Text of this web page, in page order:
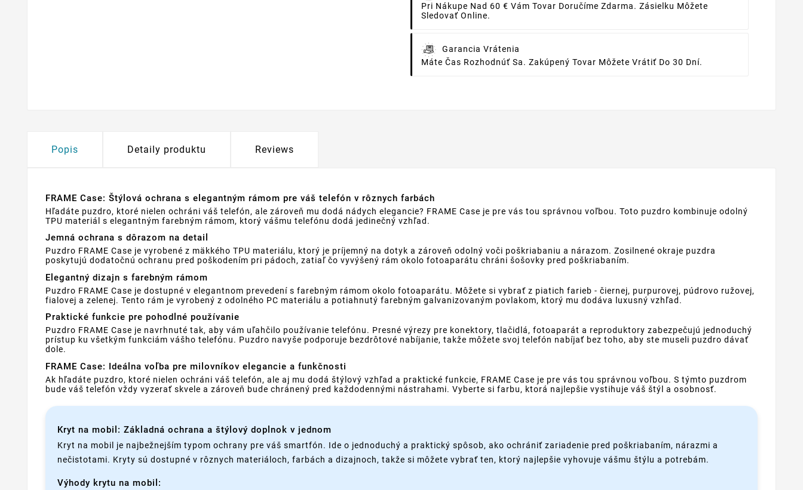
Pri Nákupe Nad 60 € Vám Tovar Doručíme Zdarma. Zásielku Môžete
Sledovať Online.
Garancia Vrátenia
Máte Čas Rozhodnúť Sa. Zakúpený Tovar Môžete Vrátiť Do 30 Dní.
Popis Detaily produktu Reviews
FRAME Case: Štýlová ochrana s elegantným rámom pre váš telefón v rôznych farbách
Hľadáte puzdro, ktoré nielen ochráni váš telefón, ale zároveň mu dodá nádych elegancie? FRAME Case je pre vás tou správnou voľbou. Toto puzdro kombinuje odolný
TPU materiál s elegantným farebným rámom, ktorý vášmu telefónu dodá jedinečný vzhľad.
Jemná ochrana s dôrazom na detail
Puzdro FRAME Case je vyrobené z mäkkého TPU materiálu, ktorý je príjemný na dotyk a zároveň odolný voči poškriabaniu a nárazom. Zosilnené okraje puzdra
poskytujú dodatočnú ochranu pred poškodením pri pádoch, zatiaľ čo vyvýšený rám okolo fotoaparátu chráni šošovky pred poškriabaním.
Elegantný dizajn s farebným rámom
Puzdro FRAME Case je dostupné v elegantnom prevedení s farebným rámom okolo fotoaparátu. Môžete si vybrať z piatich farieb - čiernej, purpurovej, púdrovo ružovej,
fialovej a zelenej. Tento rám je vyrobený z odolného PC materiálu a potiahnutý farebným galvanizovaným povlakom, ktorý mu dodáva luxusný vzhľad.
Praktické funkcie pre pohodlné používanie
Puzdro FRAME Case je navrhnuté tak, aby vám uľahčilo používanie telefónu. Presné výrezy pre konektory, tlačidlá, fotoaparát a reproduktory zabezpečujú jednoduchý
prístup ku všetkým funkciám vášho telefónu. Puzdro navyše podporuje bezdrôtové nabíjanie, takže môžete svoj telefón nabíjať bez toho, aby ste museli puzdro dávať
dole.
FRAME Case: Ideálna voľba pre milovníkov elegancie a funkčnosti
Ak hľadáte puzdro, ktoré nielen ochráni váš telefón, ale aj mu dodá štýlový vzhľad a praktické funkcie, FRAME Case je pre vás tou správnou voľbou. S týmto puzdrom
bude váš telefón vždy vyzerať skvele a zároveň bude chránený pred každodennými nástrahami. Vyberte si farbu, ktorá najlepšie vystihuje váš štýl a osobnosť.
Kryt na mobil: Základná ochrana a štýlový doplnok v jednom
Kryt na mobil je najbežnejším typom ochrany pre váš smartfón. Ide o jednoduchý a praktický spôsob, ako ochrániť zariadenie pred poškriabaním, nárazmi a
nečistotami. Kryty sú dostupné v rôznych materiáloch, farbách a dizajnoch, takže si môžete vybrať ten, ktorý najlepšie vyhovuje vášmu štýlu a potrebám.
Výhody krytu na mobil: